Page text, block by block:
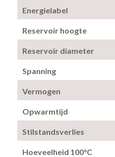
Energielabel
Reservoir hoogte
Reservoir diameter
Spanning
Vermogen
Opwarmtijd
Stilstandsverlies
Hoeveelheid 100°C